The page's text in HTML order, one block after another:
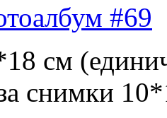
#69
см
снимки